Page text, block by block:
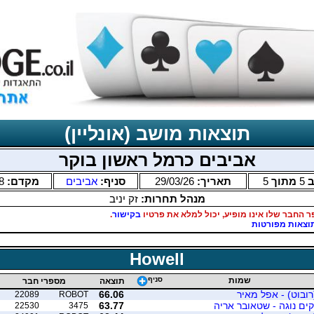
תוצאות מושב (אונליין)
אביבים כרמל ראשון בוקר
5 מתוך5 תאריך: 29/03/26 סניף: אביבים מקדם:
מנהל תחרות:זק יניב
החבר שלו אינו מופיע, יכול למלא את פרטיו בקישור.
מפורטות
Howell
שמות סניף תוצאה מספרי חבר
- אפל מאיר 66.06
ROBOT
22089
נוגה - שטאובר אריה 63.77
3475
22530